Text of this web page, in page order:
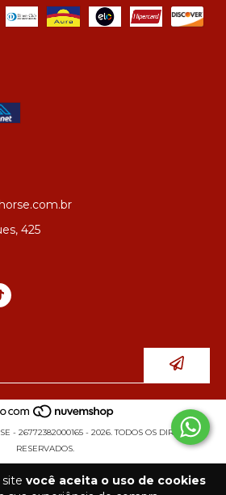
você aceita o uso de cookies
425
- 26772382000165 - 2026. TODOS OS DIREITOS
RESERVADOS.